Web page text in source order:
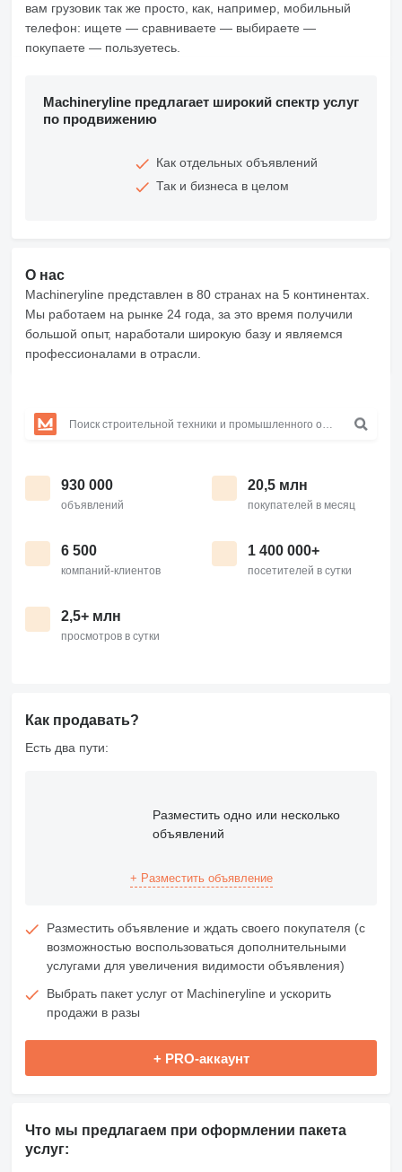
вам грузовик так же просто, как, например, мобильный
телефон: ищете — сравниваете — выбираете —
покупаете — пользуетесь.
Machineryline предлагает широкий спектр услуг
по продвижению
Как отдельных объявлений
Так и бизнеса в целом
О нас
Machineryline представлен в 80 странах на 5 континентах.
Мы работаем на рынке 24 года, за это время получили
большой опыт, наработали широкую базу и являемся
профессионалами в отрасли.
930 000
объявлений
20,5 млн
покупателей в месяц
6 500
компаний-клиентов
1 400 000+
посетителей в сутки
2,5+ млн
просмотров в сутки
Как продавать?
Есть два пути:
Разместить одно или несколько
объявлений
+ Разместить объявление
Разместить объявление и ждать своего покупателя (с
возможностью воспользоваться дополнительными
услугами для увеличения видимости объявления)
Выбрать пакет услуг от Machineryline и ускорить
продажи в разы
+ PRO-аккаунт
Что мы предлагаем при оформлении пакета
услуг: